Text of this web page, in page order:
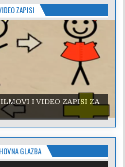
ZAPISI
I VIDEO ZAPISI ZA
I VIDEO ZAPISI ZA
GLAZBA